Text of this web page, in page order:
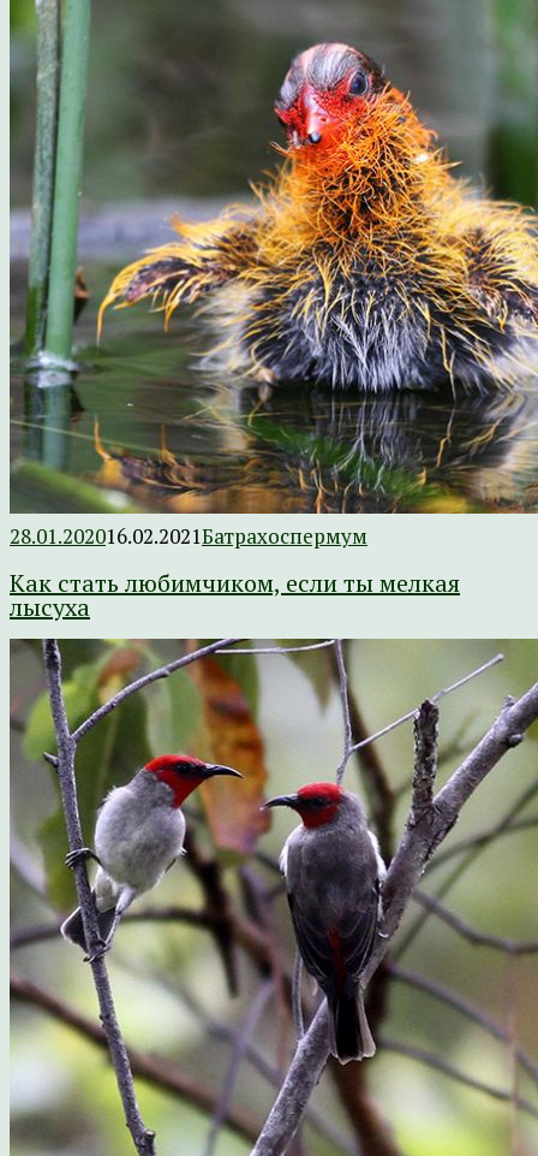
28.01.202016.02.2021Батрахоспермум
Как стать любимчиком, если ты мелкая
лысуха